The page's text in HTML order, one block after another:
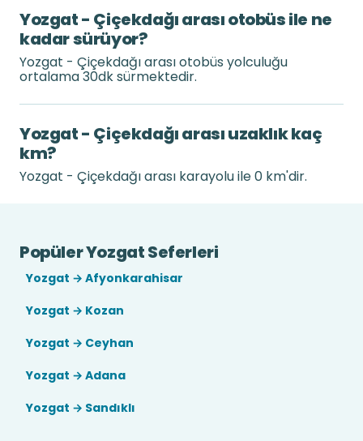
Yozgat - Çiçekdağı arası otobüs ile ne
kadar sürüyor?
Yozgat - Çiçekdağı arası otobüs yolculuğu
ortalama 30dk sürmektedir.
Yozgat - Çiçekdağı arası uzaklık kaç
km?
Yozgat - Çiçekdağı arası karayolu ile 0 km'dir.
Popüler Yozgat Seferleri
Yozgat → Afyonkarahisar
Yozgat → Kozan
Yozgat → Ceyhan
Yozgat → Adana
Yozgat → Sandıklı